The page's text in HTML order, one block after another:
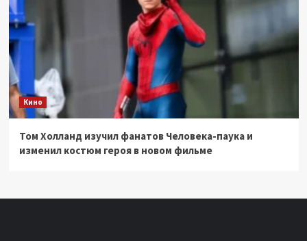
Кино
Том Холланд изучил фанатов Человека-паука и
изменил костюм героя в новом фильме